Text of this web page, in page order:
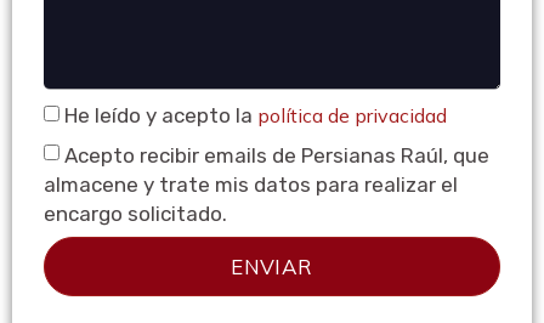
He leído y acepto la política de privacidad
Acepto recibir emails de Persianas Raúl, que
almacene y trate mis datos para realizar el
encargo solicitado.
ENVIAR